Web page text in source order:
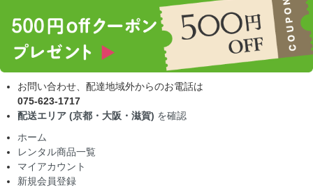
お問い合わせ、配達地域外からのお電話は
075-623-1717
配送エリア (京都・大阪・滋賀) を確認
ホーム
レンタル商品一覧
マイアカウント
新規会員登録